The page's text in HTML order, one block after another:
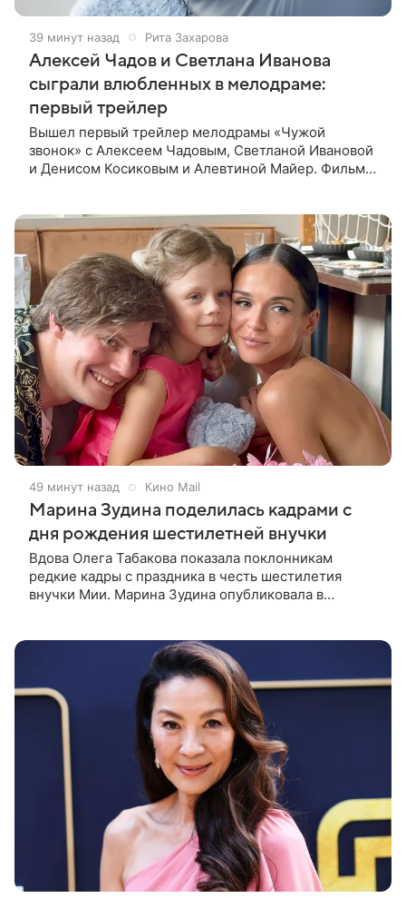
39 минут назад Рита Захарова
Алексей Чадов и Светлана Иванова
сыграли влюбленных в мелодраме:
первый трейлер
Вышел первый трейлер мелодрамы «Чужой
звонок» с Алексеем Чадовым, Светланой Ивановой
и Денисом Косиковым и Алевтиной Майер. Фильм
49 минут назад Кино Mail
Марина Зудина поделилась кадрами с
дня рождения шестилетней внучки
Вдова Олега Табакова показала поклонникам
редкие кадры с праздника в честь шестилетия
внучки Мии. Марина Зудина опубликовала в